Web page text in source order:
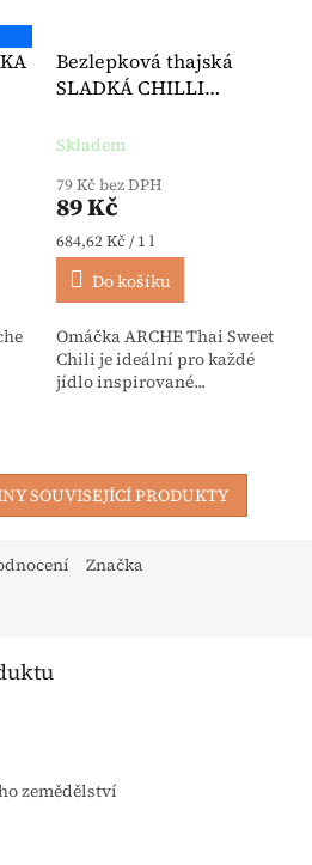
Bezlepková thajská
SLADKÁ CHILLI
Arche
Skladem
79 Kč bez DPH
89 Kč
Měrná cena:
684,62 Kč / 1 l
Do košíku
Omáčka ARCHE Thai Sweet
Chili je ideální pro každé
jídlo inspirované...
SOUVISEJÍCÍ PRODUKTY
Značka
zemědělství